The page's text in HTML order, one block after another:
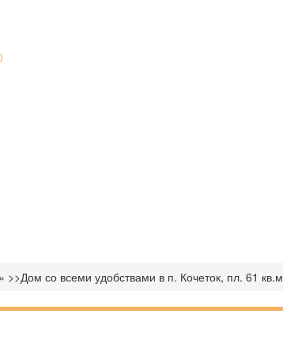
» >>Дом со всеми удобствами в п. Кочеток, пл. 61 кв.м